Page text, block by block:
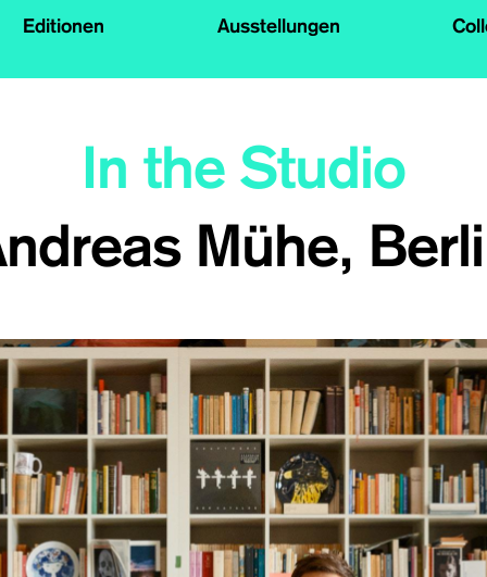
Editionen Ausstellungen
Mühe,
In the Studio